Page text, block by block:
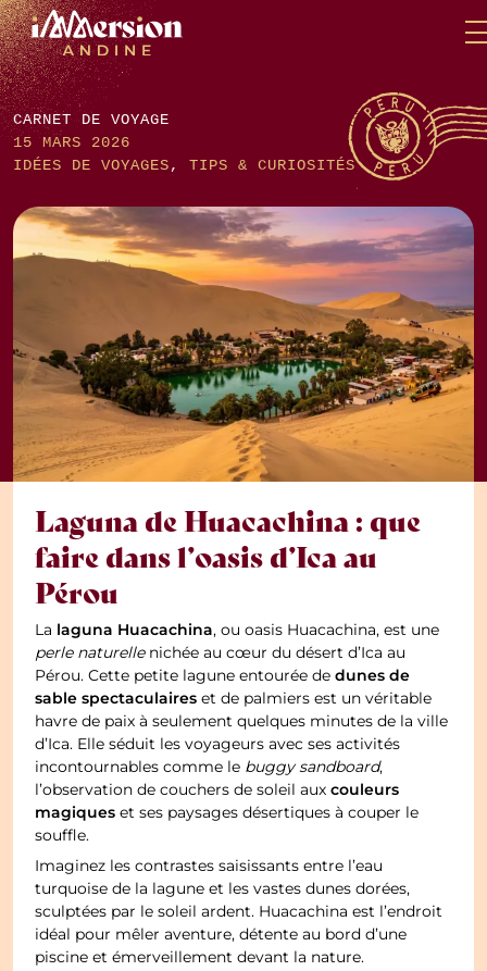
Skip
to
content
CARNET DE VOYAGE
15 MARS 2026
IDÉES DE VOYAGES, TIPS & CURIOSITÉS
Laguna de Huacachina : que
faire dans l’oasis d’Ica au
Pérou
La laguna Huacachina, ou oasis Huacachina, est une
perle naturellenichée au cœur du désert d’Ica au
Pérou. Cette petite lagune entourée dedunes de
sable spectaculaires et de palmiers est un véritable
havre de paix à seulement quelques minutes de la ville
d’Ica. Elle séduit les voyageurs avec ses activités
incontournables comme le buggy sandboard,
l’observation de couchers de soleil auxcouleurs
magiques et ses paysages désertiques à couper le
souffle.
Imaginez les contrastes saisissants entre l’eau
turquoise de la lagune et les vastes dunes dorées,
sculptées par le soleil ardent. Huacachina est l’endroit
idéal pour mêler aventure, détente au bord d’une
piscine et émerveillement devant la nature.
Panneau de gestion des cookies